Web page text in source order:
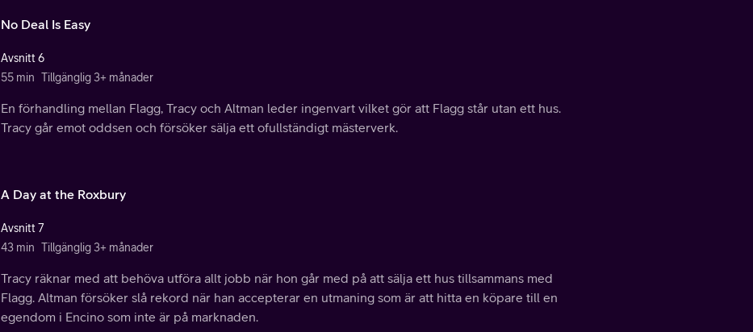
No Deal Is Easy
Avsnitt 6
55 min Tillgänglig 3+ månader
En förhandling mellan Flagg, Tracy och Altman leder ingenvart vilket gör att Flagg står utan ett hus.
Tracy går emot oddsen och försöker sälja ett ofullständigt mästerverk.
A Day at the Roxbury
Avsnitt 7
43 min Tillgänglig 3+ månader
Tracy räknar med att behöva utföra allt jobb när hon går med på att sälja ett hus tillsammans med
Flagg. Altman försöker slå rekord när han accepterar en utmaning som är att hitta en köpare till en
egendom i Encino som inte är på marknaden.